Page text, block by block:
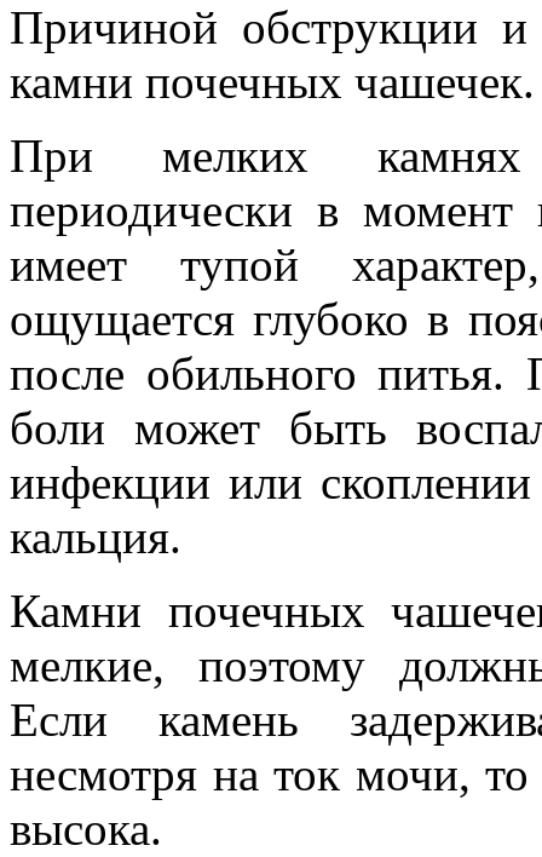
Причиной обструкции
камни почечных чашечек.
При мелких камнях
периодически в момент
имеет тупой
ощущается глубоко в
после обильного
боли может быть
инфекции или
кальция.
Камни почечных
мелкие, поэтому
Если камень
несмотря на ток мочи, то
высока.